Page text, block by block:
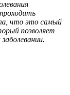
что это самый
позволяет